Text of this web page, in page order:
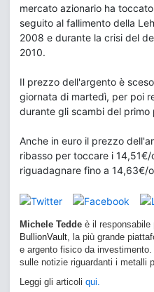
mercato azionario ha
seguito al fallimento della
2008 e durante la crisi del
2010.
Il prezzo dell'argento è
giornata di martedì, per poi
durante gli scambi del primo
Anche in euro il prezzo
ribasso per toccare i
riguadagnare fino a 14,63€/
Michele Tedde è il responsabile
BullionVault , la più grande
e argento fisico da
sulle notizie riguardanti i metalli
Leggi gli articoli qui.